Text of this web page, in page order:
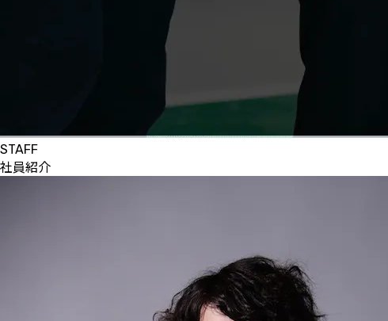
STAFF
社員紹介